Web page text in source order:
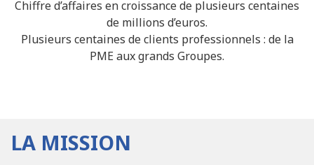
Chiffre d’affaires en croissance de plusieurs centaines
de millions d’euros.
Plusieurs centaines de clients professionnels : de la
PME aux grands Groupes.
LA MISSION